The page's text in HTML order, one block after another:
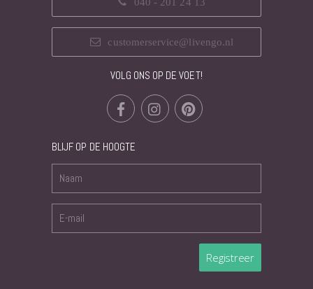
customerservice@livengo.nl
VOLG ONS OP DE VOET!
BLIJF OP DE HOOGTE
Registreer